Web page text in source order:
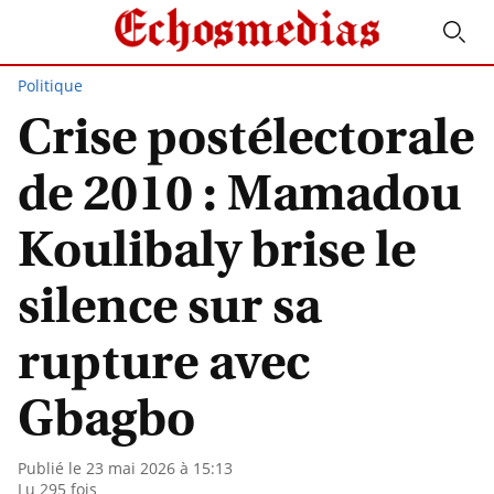
Politique
Crise postélectorale
de 2010 : Mamadou
Koulibaly brise le
silence sur sa
rupture avec
Gbagbo
Publié le 23 mai 2026 à 15:13
Lu 295 fois